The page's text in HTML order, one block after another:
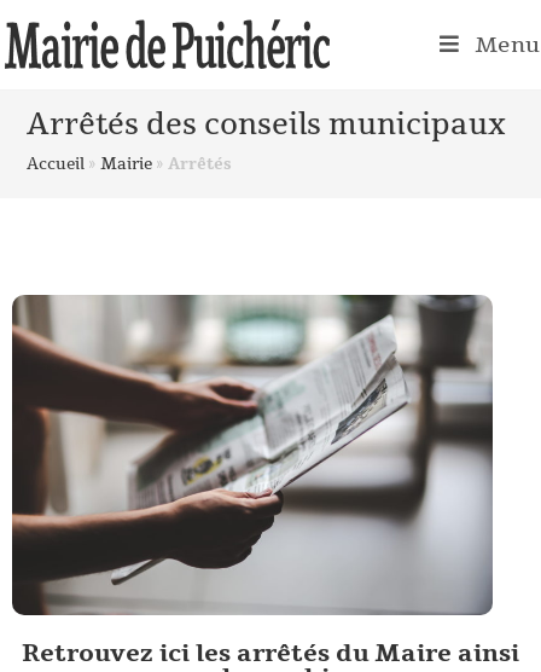
Menu
Arrêtés des conseils municipaux
Accueil »Mairie »Arrêtés
Retrouvez ici les arrêtés du Maire ainsi